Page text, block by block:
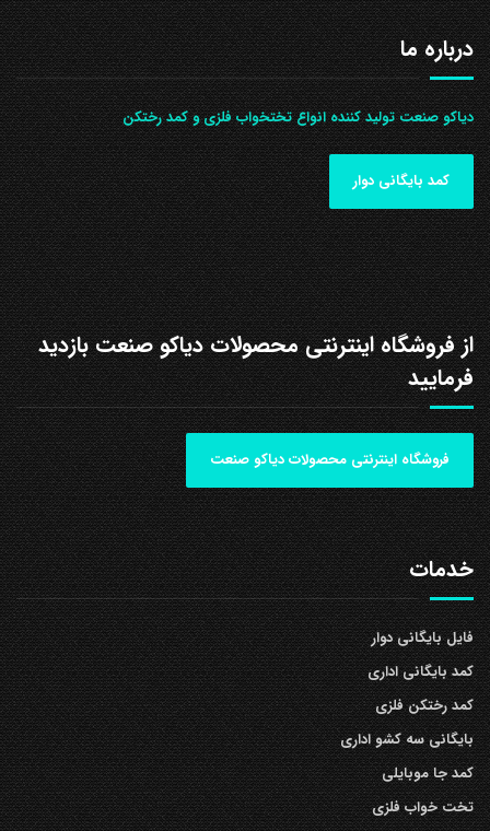
درباره ما
دیاکو صنعت تولید کننده انواع تختخواب فلزی و کمد رختکن
کمد بایگانی دوار
از فروشگاه اینترنتی محصولات دیاکو صنعت بازدید
فرمایید
فروشگاه اینترنتی محصولات دیاکو صنعت
خدمات
فایل بایگانی دوار
کمد بایگانی اداری
کمد رختکن فلزی
بایگانی سه کشو اداری
کمد جا موبایلی
تخت خواب فلزی